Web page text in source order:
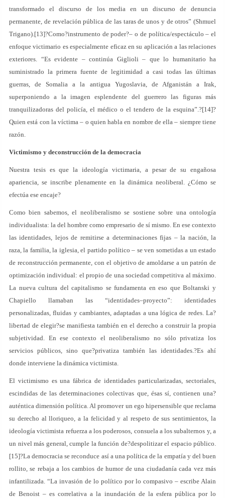
transformado el discurso de los media en un discurso de denuncia
permanente, de revelación pública de las taras de unos y de otros” (Shmuel
Trigano).[13]?Como?instrumento de poder?– o de política/espectáculo – el
enfoque victimario es especialmente eficaz en su aplicación a las relaciones
exteriores. “Es evidente – continúa Giglioli – que lo humanitario ha
suministrado la primera fuente de legitimidad a casi todas las últimas
guerras, de Somalia a la antigua Yugoslavia, de Afganistán a Irak,
superponiendo a la imagen esplendente del guerrero las figuras más
tranquilizadoras del policía, el médico o el tendero de la esquina”.?[14]?
Quien está con la víctima – o quien habla en nombre de ella – siempre tiene
razón.
Victimismo y deconstrucción de la democracia
Nuestra tesis es que la ideología victimaria, a pesar de su engañosa
apariencia, se inscribe plenamente en la dinámica neoliberal. ¿Cómo se
efectúa ese encaje?
Como bien sabemos, el neoliberalismo se sostiene sobre una ontología
individualista: la del hombre como empresario de sí mismo. En ese contexto
las identidades, lejos de remitirse a determinaciones fijas – la nación, la
raza, la familia, la iglesia, el partido político – se ven sometidas a un estado
de reconstrucción permanente, con el objetivo de amoldarse a un patrón de
optimización individual: el propio de una sociedad competitiva al máximo.
La nueva cultura del capitalismo se fundamenta en eso que Boltanski y
Chapiello llamaban las “identidades–proyecto”: identidades
personalizadas, fluidas y cambiantes, adaptadas a una lógica de redes. La?
libertad de elegir?se manifiesta también en el derecho a construir la propia
subjetividad. En ese contexto el neoliberalismo no sólo privatiza los
servicios públicos, sino que?privatiza también las identidades.?Es ahí
donde interviene la dinámica victimista.
El victimismo es una fábrica de identidades particularizadas, sectoriales,
escindidas de las determinaciones colectivas que, ésas sí, contienen una?
auténtica dimensión política. Al promover un ego hipersensible que reclama
su derecho al lloriqueo, a la felicidad y al respeto de sus sentimientos, la
ideología victimista refuerza a los poderosos, consuela a los subalternos y, a
un nivel más general, cumple la función de?despolitizar el espacio público.
[15]?La democracia se reconduce así a una política de la empatía y del buen
rollito, se rebaja a los cambios de humor de una ciudadanía cada vez más
infantilizada. “La invasión de lo político por lo compasivo – escribe Alain
de Benoist – es correlativa a la inundación de la esfera pública por lo